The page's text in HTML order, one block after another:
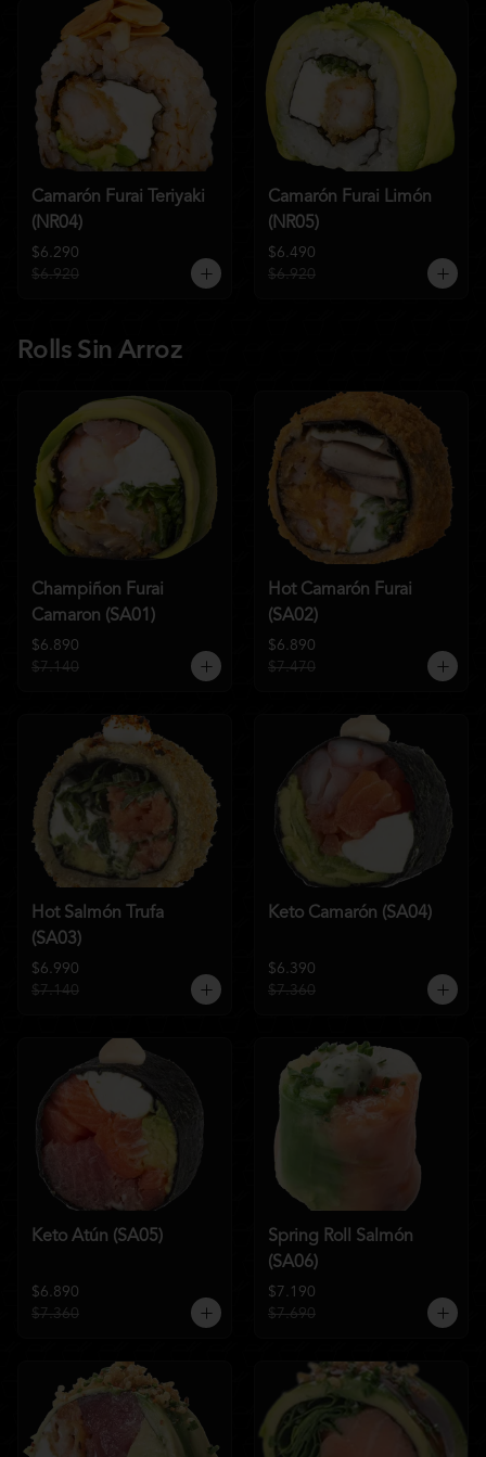
Camarón Furai Teriyaki
(NR04)
$6.290
$6.920
Camarón Furai Limón
(NR05)
$6.490
$6.920
Rolls Sin Arroz
Champiñon Furai
Camaron (SA01)
$6.890
$7.140
Hot Camarón Furai
(SA02)
$6.890
$7.470
Hot Salmón Trufa
(SA03)
$6.990
$7.140
Keto Camarón (SA04)
$6.390
$7.360
Keto Atún (SA05)
$6.890
$7.360
Spring Roll Salmón
(SA06)
$7.190
$7.690